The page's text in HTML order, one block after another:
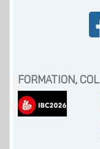
FORMATION,